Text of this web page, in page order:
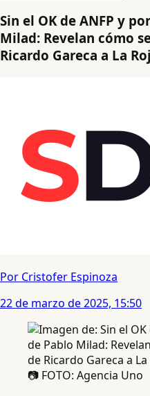
Sin el OK de ANFP y
Milad: Revelan cómo
Ricardo Gareca a La
Por Cristofer Espinoza
22 de marzo de 2025, 15:50
📷 FOTO: Agencia Uno